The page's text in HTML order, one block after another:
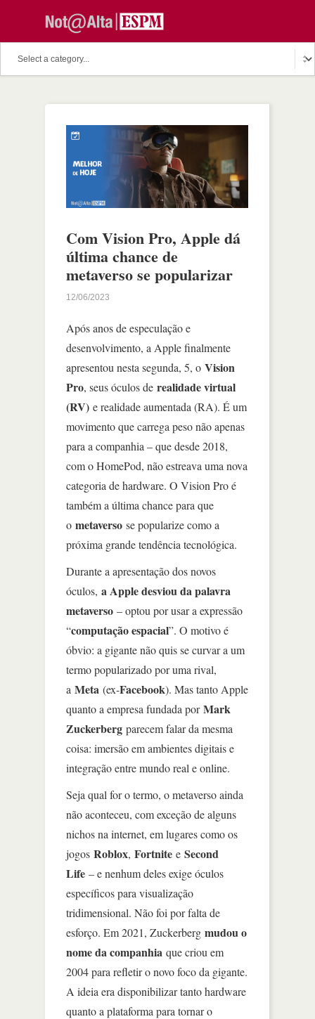
Com Vision Pro, Apple dá
última chance de
metaverso se popularizar
12/06/2023
Após anos de especulação e
desenvolvimento, a Apple finalmente
apresentou nesta segunda, 5, o Vision
Pro, seus óculos de realidade virtual
(RV) e realidade aumentada (RA). É um
movimento que carrega peso não apenas
para a companhia – que desde 2018,
com o HomePod, não estreava uma nova
categoria de hardware. O Vision Pro é
também a última chance para que
o metaverso se popularize como a
próxima grande tendência tecnológica.
Durante a apresentação dos novos
óculos, a Apple desviou da palavra
metaverso – optou por usar a expressão
“computação espacial”. O motivo é
óbvio: a gigante não quis se curvar a um
termo popularizado por uma rival,
a Meta (ex-Facebook). Mas tanto Apple
quanto a empresa fundada porMark
Zuckerberg parecem falar da mesma
coisa: imersão em ambientes digitais e
integração entre mundo real e online.
Seja qual for o termo, o metaverso ainda
não aconteceu, com exceção de alguns
nichos na internet, em lugares como os
jogos Roblox, Fortnite e Second
Life – e nenhum deles exige óculos
específicos para visualização
tridimensional. Não foi por falta de
esforço. Em 2021, Zuckerberg mudou o
nome da companhia que criou em
2004 para refletir o novo foco da gigante.
A ideia era disponibilizar tanto hardware
quanto a plataforma para tornar o